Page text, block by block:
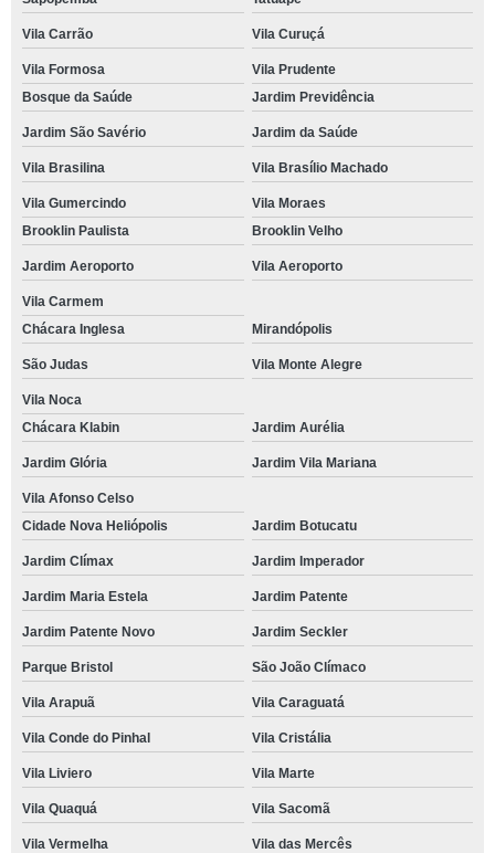
Vila Carrão Vila Curuçá
Vila Formosa
Vila Prudente
Bosque da Saúde
Jardim Previdência
Jardim São Savério Jardim da Saúde
Vila Brasilina Vila Brasílio Machado
Vila Gumercindo
Vila Moraes
Brooklin Paulista
Brooklin Velho
Jardim Aeroporto Vila Aeroporto
Vila Carmem
Chácara Inglesa
Mirandópolis
São Judas Vila Monte Alegre
Vila Noca
Chácara Klabin
Jardim Aurélia
Jardim Glória Jardim Vila Mariana
Vila Afonso Celso
Cidade Nova Heliópolis
Jardim Botucatu
Jardim Clímax Jardim Imperador
Jardim Maria Estela Jardim Patente
Jardim Patente Novo Jardim Seckler
Parque Bristol São João Clímaco
Vila Arapuã Vila Caraguatá
Vila Conde do Pinhal Vila Cristália
Vila Liviero Vila Marte
Vila Quaquá Vila Sacomã
Vila Vermelha
Vila das Mercês